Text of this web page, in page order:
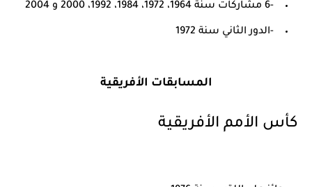
-6 مشاركات سنة 1964، 1972، 1984، 1992، 2000 و 2004
-الدور الثاني سنة 1972
المسابقات الأفريقية
كأس الأمم الأفريقية